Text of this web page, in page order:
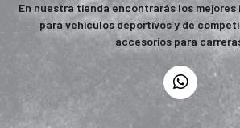
En nuestra tienda encontrarás los mejores
para vehículos deportivos y de
accesorios para